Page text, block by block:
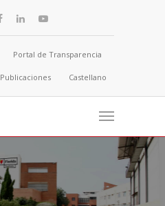
Portal de Transparencia
Publicaciones Castellano